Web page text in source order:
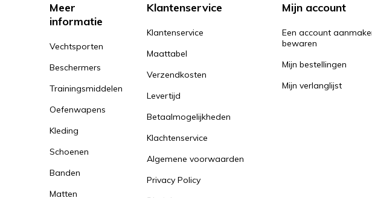
Meer
informatie
Vechtsporten
Beschermers
Trainingsmiddelen
Oefenwapens
Kleding
Schoenen
Banden
Matten
Klantenservice
Klantenservice
Maattabel
Verzendkosten
Levertijd
Betaalmogelijkheden
Klachtenservice
Algemene voorwaarden
Privacy Policy
Mijn account
Een account
bewaren
Mijn bestellingen
Mijn verlanglijst